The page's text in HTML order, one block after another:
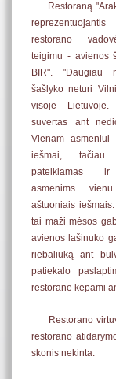
Restoraną
restorano
teigimu - avienos
BIR". "Daugiau
šašlyko neturi
visoje Lietuvoje.
suvertas ant
Vienam asmeniui
iešmai,
pateikiamas ir
asmenims
aštuoniais
tai maži mėsos
avienos lašinuko
riebaliuką ant
patiekalo
restorane kepami
Restorano
restorano
skonis nekinta.